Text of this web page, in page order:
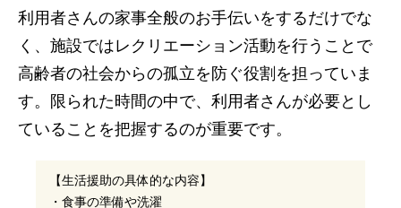
利用者さんの家事全般のお手伝いをするだけでな
く、施設ではレクリエーション活動を行うことで
高齢者の社会からの孤立を防ぐ役割を担っていま
す。限られた時間の中で、利用者さんが必要とし
ていることを把握するのが重要です。
【生活援助の具体的な内容】
・食事の準備や洗濯